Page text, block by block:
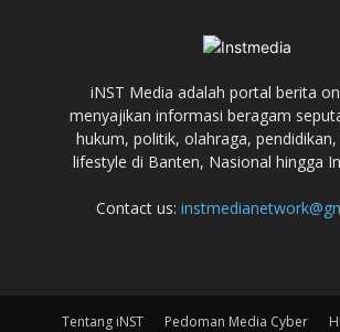
iNST Media adalah portal berita
menyajikan informasi beragam
hukum, politik, olahraga,
lifestyle di Banten, Nasional hingga
Contact us:
Tentang iNST Pedoman Media Cyber